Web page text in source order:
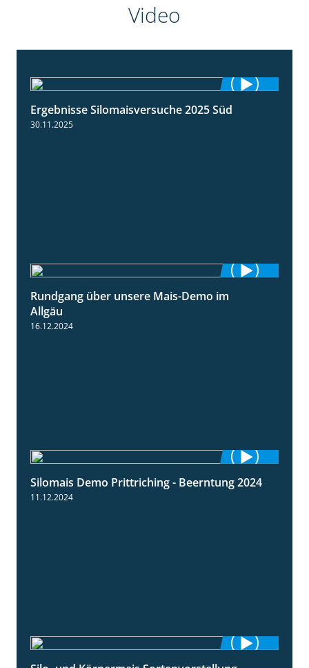
Video
Ergebnisse Silomaisversuche 2025 Süd
30.11.2025
Rundgang über unsere Mais-Demo im
Allgäu
16.12.2024
12:28
Silomais Demo Prittriching - Beerntung 2024
11.12.2024